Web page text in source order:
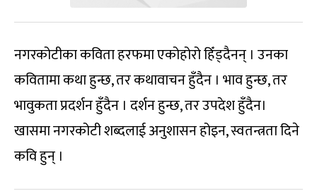
नगरकोटीका कविता हरफमा एकोहोरो हिँड्दैनन् । उनका
कवितामा कथा हुन्छ, तर कथावाचन हुँदैन । भाव हुन्छ, तर
भावुकता प्रदर्शन हुँदैन । दर्शन हुन्छ, तर उपदेश हुँदैन।
खासमा नगरकोटी शब्दलाई अनुशासन होइन, स्वतन्त्रता दिने
कवि हुन् ।